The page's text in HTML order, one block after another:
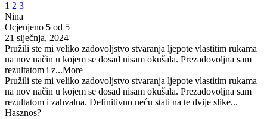
1 2 3
Nina
Ocjenjeno 5 od 5
21 siječnja, 2024
Pružili ste mi veliko zadovoljstvo stvaranja ljepote vlastitim rukama
na nov način u kojem se dosad nisam okušala. Prezadovoljna sam
rezultatom i z...More
Pružili ste mi veliko zadovoljstvo stvaranja ljepote vlastitim rukama
na nov način u kojem se dosad nisam okušala. Prezadovoljna sam
rezultatom i zahvalna. Definitivno neću stati na te dvije slike...
Hasznos?